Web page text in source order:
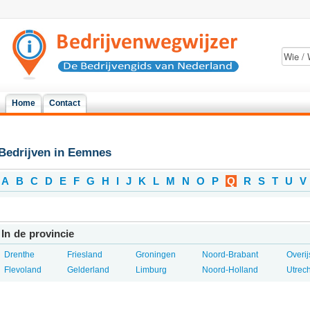
Home Contact
in Eemnes
A B C D E F G H I J K L M N O P Q R S T U V
In de provincie
Drenthe
Flevoland
Friesland
Gelderland
Groningen
Limburg
Noord-Brabant
Noord-Holland